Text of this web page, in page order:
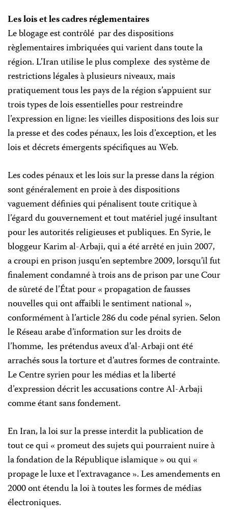
Les lois et les cadres réglementaires
Le blogage est contrôlé par des dispositions
règlementaires imbriquées qui varient dans toute la
région. L’Iran utilise le plus complexe des système de
restrictions légales à plusieurs niveaux, mais
pratiquement tous les pays de la région s’appuient sur
trois types de lois essentielles pour restreindre
l’expression en ligne: les vieilles dispositions des lois sur
la presse et des codespénaux, les lois d’exception, et les
lois et décrets émergents spécifiques au Web.
Les codes pénaux et les lois sur la presse dans la région
sont généralement en proie à des dispositions
vaguement définies qui pénalisent toute critique à
l’égard du gouvernement et toutmatérieljugé insultant
pour les autorités religieuses et publiques. En Syrie, le
bloggeur Karim al-Arbaji, qui a été arrêté en juin 2007,
a croupi en prison jusqu’en septembre 2009, lorsqu’il fut
finalement condamné à trois ans de prison par uneCour
de sûreté de l’Étatpour « propagation de fausses
nouvelles qui ont affaibli le sentiment national »,
conformément à l’article 286 du code pénal syrien. Selon
le Réseau arabe d’information sur les droits de
l’homme, les prétendus aveux d’al-Arbaji ont été
arrachés sous la torture et d’autres formes de contrainte.
Le Centre syrien pour les médias et la liberté
d’expression décrit lesaccusationscontre Al-Arbaji
comme étant sans fondement.
En Iran, la loi sur la presse interdit la publication de
tout ce qui « promeut des sujets qui pourraient nuire à
la fondation de la République islamique » ou qui «
propage le luxe et l’extravagance ». Les amendements en
2000 ont étendu la loi à toutes les formes de médias
électroniques.